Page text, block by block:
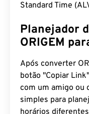
Standard Time
Planejador
ORIGEM
Após converter
botão "Copiar
com um amigo ou
simples para
horários